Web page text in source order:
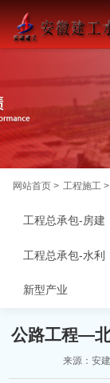
网站首页 > 工程施工 >
工程总承包-房建
工程总承包-水利
新型产业
公路工程—北
来源：安